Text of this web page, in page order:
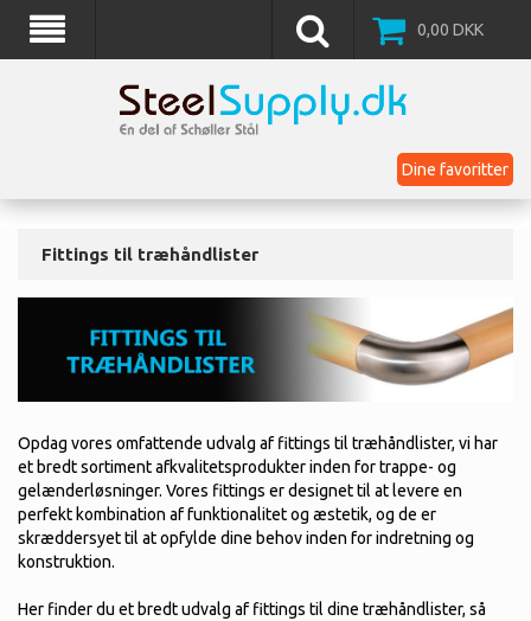
0,00 DKK
Dine favoritter
Fittings til træhåndlister
Opdag vores omfattende udvalg af fittings til træhåndlister, vi har
et bredt sortiment afkvalitetsprodukter inden for trappe- og
gelænderløsninger. Vores fittings er designet til at levere en
perfekt kombination af funktionalitet og æstetik, og de er
skræddersyet til at opfylde dine behov inden for indretning og
konstruktion.
Her finder du et bredt udvalg af fittings til dine træhåndlister, så